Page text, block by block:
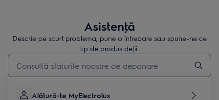
Asistenţă
Descrie pe scurt problema, pune o întrebare sau spune-ne ce
tip de produs deţii.
Type to search for support articles
Alătură-te MyElectrolux